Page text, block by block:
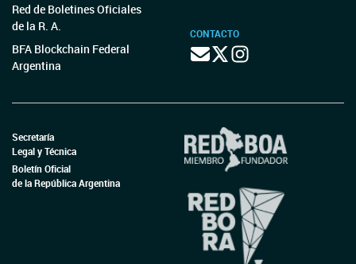
Red de Boletines Oficiales
de la R. A.
BFA Blockchain Federal
Argentina
CONTACTO
Secretaría
Legal y Técnica
Boletín Oficial
de la República Argentina